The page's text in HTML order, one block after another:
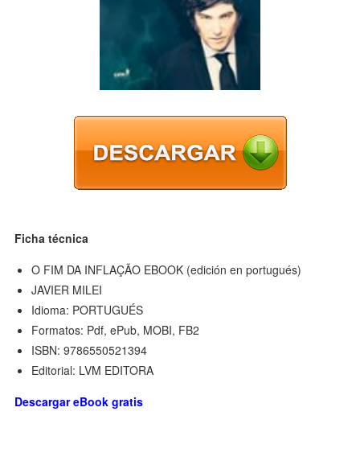
Ficha técnica
O FIM DA INFLAÇÃO EBOOK (edición en portugués)
JAVIER MILEI
Idioma: PORTUGUÉS
Formatos: Pdf, ePub, MOBI, FB2
ISBN: 9786550521394
Editorial: LVM EDITORA
Descargar eBook gratis